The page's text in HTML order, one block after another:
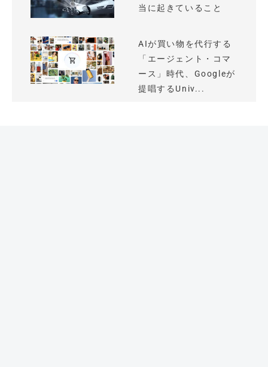
当に起きていること
AIが買い物を代行する
「エージェント・コマ
ース」時代、Googleが
提唱するUniv...